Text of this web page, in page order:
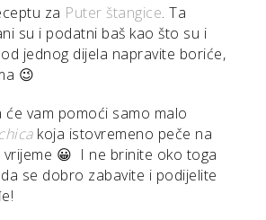
za Puter štangice. Ta
su i podatni baš kao što su i
jednog dijela napravite boriće,
😉
vam pomoći samo malo
koja istovremeno peče na
😀 I ne brinite oko toga
se dobro zabavite i podijelite